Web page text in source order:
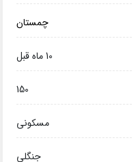
چمستان
10 ماه قبل
150
مسکونی
جنگلی